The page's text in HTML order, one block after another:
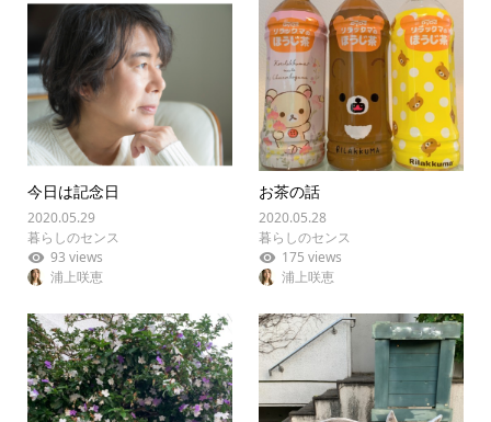
今日は記念日
2020.05.29
暮らしのセンス
93 views
浦上咲恵
お茶の話
2020.05.28
暮らしのセンス
175 views
浦上咲恵